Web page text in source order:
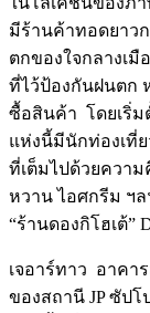
มีร้านค้าทอดยาว
ตกของใจกลางเมื
ที่ไว้ป้องกันฝนตก
ซื้อสินค้า โดยเริ่ม
แห่งนี้มีนักท่องเที่
ที่เต็มไปด้วยควา
หวาน ไอศกรีม ฯ
“ร้านดองกิโฮเต้”
เจอาร์ทาว อาคา
ของสถานี JP ซัปโ